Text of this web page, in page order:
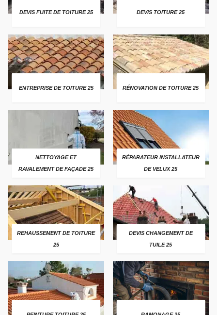
DEVIS FUITE DE TOITURE 25 DEVIS TOITURE 25
ENTREPRISE DE TOITURE 25 RÉNOVATION DE TOITURE 25
NETTOYAGE ET
RAVALEMENT DE FAÇADE 25
RÉPARATEUR INSTALLATEUR
DE VELUX 25
REHAUSSEMENT DE TOITURE
25
DEVIS CHANGEMENT DE
TUILE 25